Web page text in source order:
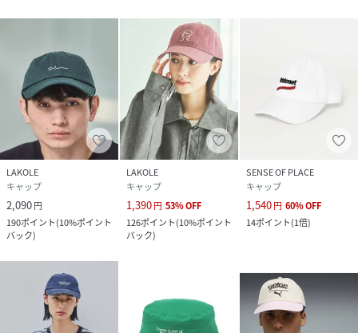
LAKOLE
キャップ
2,090円
190ポイント(10%ポイント
バック)
LAKOLE
キャップ
1,390円 53%OFF
126ポイント(10%ポイント
バック)
SENSE OF PLACE
キャップ
1,540円 60%OFF
14ポイント(1倍)